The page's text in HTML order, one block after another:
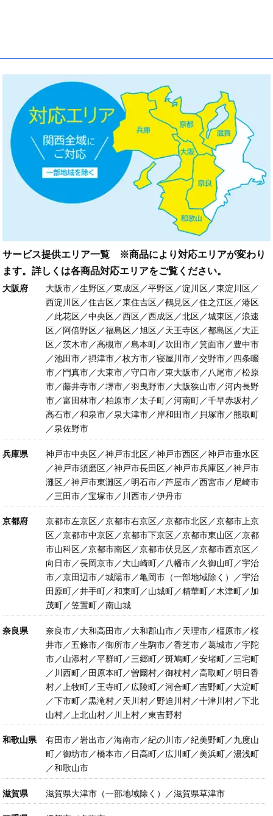
サービス提供エリア一覧 ※商品により対応エリアが変わり
ます。詳しくは各商品対応エリアをご覧ください。
大阪府
大阪市／生野区／東成区／平野区／淀川区／東淀川区／
西淀川区／住吉区／東住吉区／鶴見区／住之江区／港区
／此花区／中央区／西区／西成区／北区／城東区／浪速
区／阿倍野区／福島区／旭区／天王寺区／都島区／大正
区／茨木市／高槻市／島本町／吹田市／箕面市／豊中市
／池田市／摂津市／枚方市／寝屋川市／交野市／四条畷
市／門真市／大東市／守口市／東大阪市／八尾市／松原
市／藤井寺市／堺市／羽曳野市／大阪狭山市／河内長野
市／富田林市／柏原市／太子町／河南町／千早赤坂村／
高石市／和泉市／泉大津市／岸和田市／貝塚市／熊取町
／泉佐野市
兵庫県
神戸市中央区／神戸市北区／神戸市西区／神戸市垂水区
／神戸市須磨区／神戸市長田区／神戸市兵庫区／神戸市
灘区／神戸市東灘区／明石市／芦屋市／西宮市／尼崎市
／三田市／宝塚市／川西市／伊丹市
京都府
京都市左京区／京都市右京区／京都市北区／京都市上京
区／京都市中京区／京都市下京区／京都市東山区／京都
市山科区／京都市南区／京都市伏見区／京都市西京区／
向日市／長岡京市／大山崎町／八幡市／久御山町／宇治
市／京田辺市／城陽市／亀岡市（一部地域除く）／宇治
田原町／井手町／和東町／山城町／精華町／木津町／加
茂町／笠置町／南山城
奈良県
奈良市／大和高田市／大和郡山市／天理市／橿原市／桜
井市／五條市／御所市／生駒市／香芝市／葛城市／宇陀
市／山添村／平群町／三郷町／斑鳩町／安堵町／三宅町
／川西町／田原本町／曽爾村／御杖村／高取町／明日香
村／上牧町／王寺町／広陵町／河合町／吉野町／大淀町
／下市町／黒滝村／天川村／野迫川村／十津川村／下北
山村／上北山村／川上村／東吉野村
和歌山県
有田市／岩出市／海南市／紀の川市／紀美野町／九度山
町／御坊市／橋本市／日高町／広川町／美浜町／湯浅町
／和歌山市
滋賀県 滋賀県大津市（一部地域除く）／滋賀県草津市